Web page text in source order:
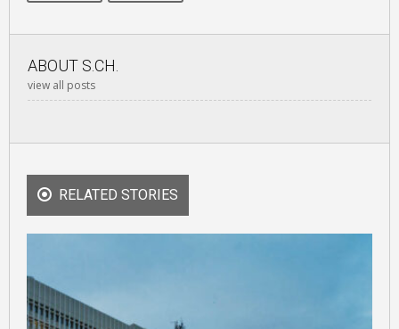
ABOUT S.CH.
view all posts
RELATED STORIES